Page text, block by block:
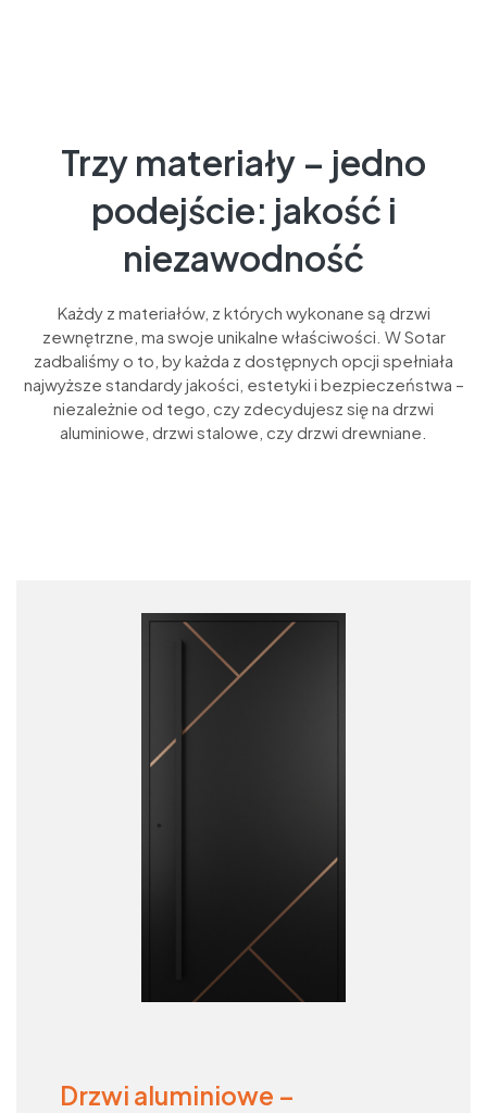
Trzy materiały – jedno
podejście: jakość i
niezawodność
Każdy z materiałów, z których wykonane są drzwi
zewnętrzne, ma swoje unikalne właściwości. W Sotar
zadbaliśmy o to, by każda z dostępnych opcji spełniała
najwyższe standardy jakości, estetyki i bezpieczeństwa –
niezależnie od tego, czy zdecydujesz się na drzwi
aluminiowe, drzwi stalowe, czy drzwi drewniane.
Drzwi aluminiowe –